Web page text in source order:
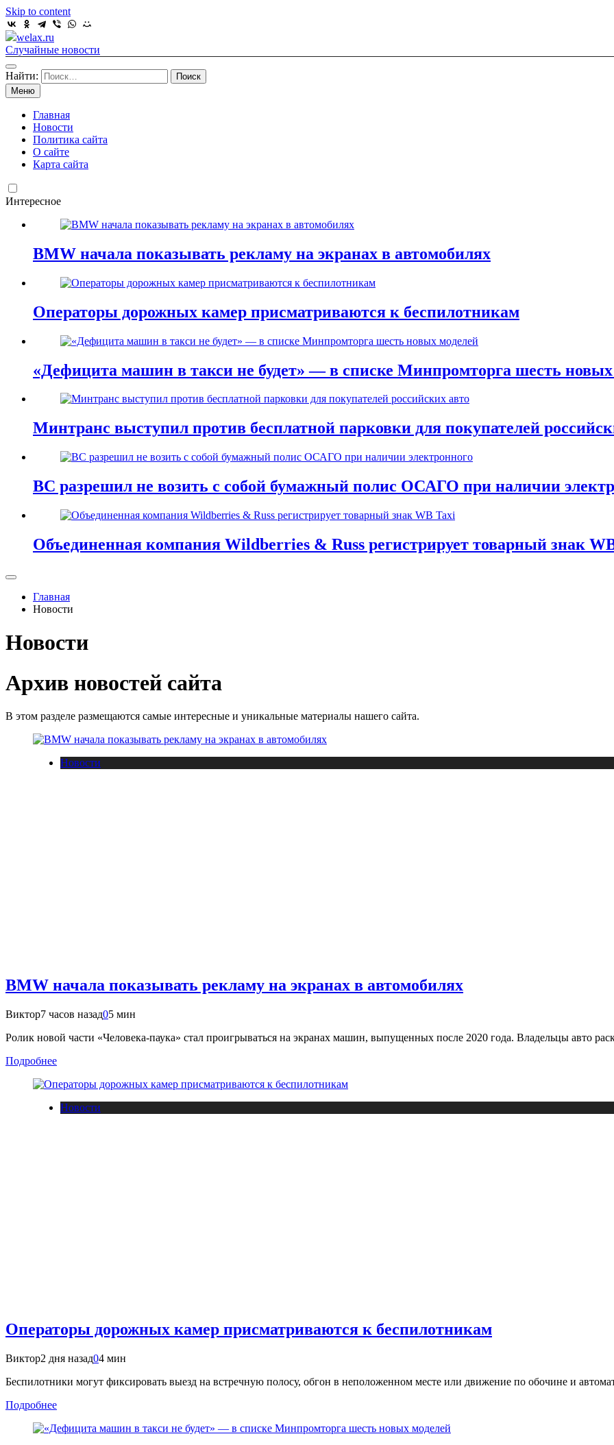
Skip to content
welax.ru
Случайные новости
Найти:
Меню
Главная
Новости
Политика сайта
О сайте
Карта сайта
Интересное
BMW начала показывать рекламу на экранах в автомобилях
Операторы дорожных камер присматриваются к беспилотникам
«Дефицита машин в такси не будет» — в списке Минпромторга шесть новых
Минтранс выступил против бесплатной парковки для покупателей
ВС разрешил не возить с собой бумажный полис ОСАГО при наличии
Объединенная компания Wildberries & Russ регистрирует товарный знак
Главная
Новости
Новости
Архив новостей сайта
В этом разделе размещаются самые интересные и уникальные материалы нашего сайта.
Новости
BMW начала показывать рекламу на экранах в автомобилях
Виктор7 часов назад05 мин
Ролик новой части «Человека-паука» стал проигрываться на экранах машин, выпущенных после 2020 года. Владельцы авто
Подробнее
Новости
Операторы дорожных камер присматриваются к беспилотникам
Виктор2 дня назад04 мин
Беспилотники могут фиксировать выезд на встречную полосу, обгон в неположенном месте или движение по обочине и
Подробнее